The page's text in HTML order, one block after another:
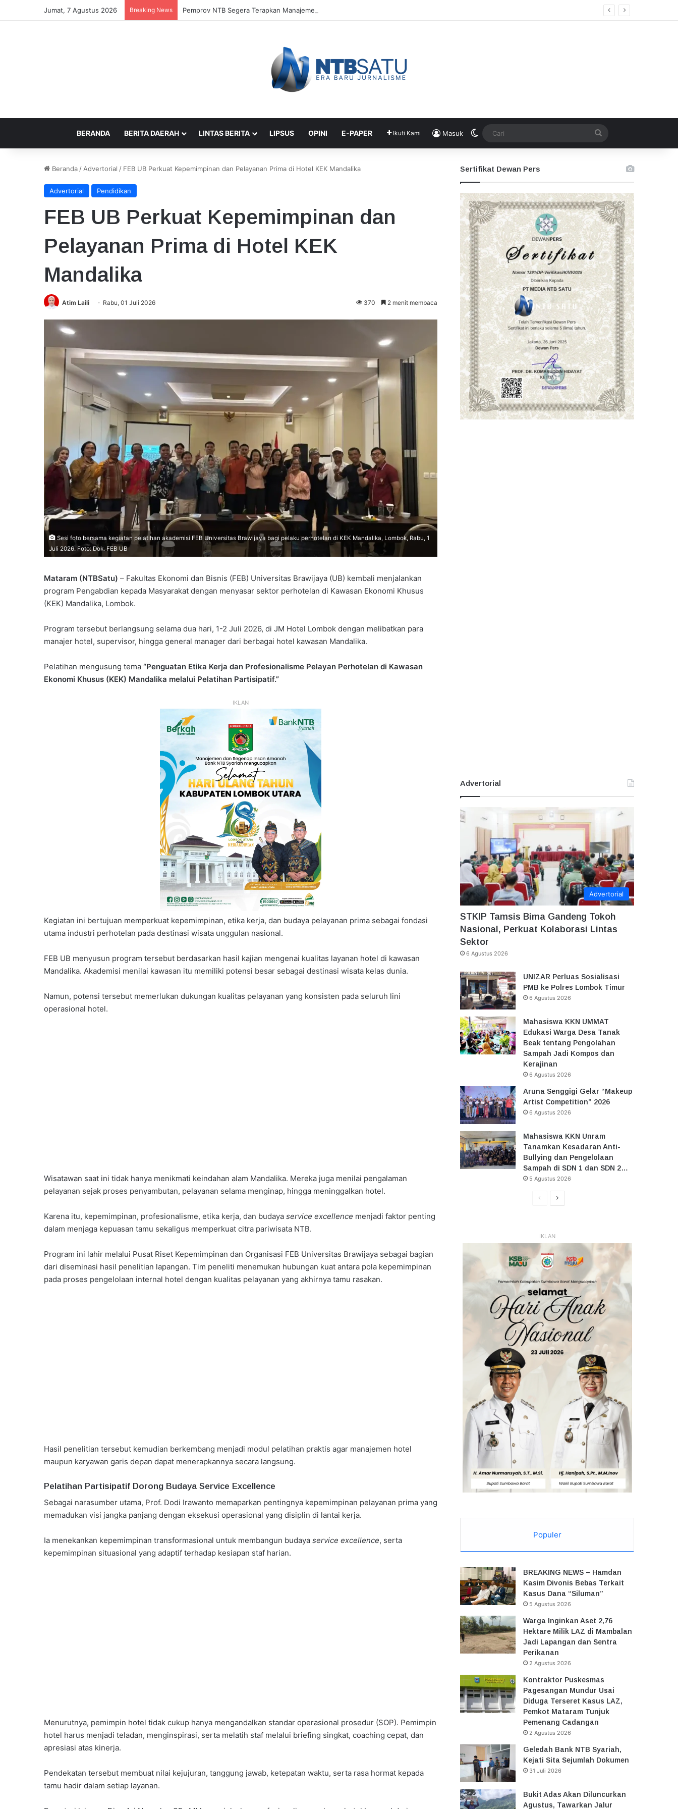
Jumat, 7 Agustus 2026 Breaking News Pemprov NTB Segera Terapkan Manajemen Talenta, Pengisian Jabatan Tak Lagi Andalkan Seleksi Terbuka
BERANDA BERITA DAERAH LINTAS BERITA LIPSUS OPINI E-PAPER Ikuti Kami Masuk Switch skin
Beranda / Advertorial / FEB UB Perkuat Kepemimpinan dan Pelayanan Prima di Hotel KEK Mandalika
Advertorial Pendidikan
FEB UB Perkuat Kepemimpinan dan
Pelayanan Prima di Hotel KEK
Mandalika
Atim Laili Rabu, 01 Juli 2026 370 2 menit membaca
Sesi foto bersama kegiatan pelatihan akademisi FEB Universitas Brawijaya bagi pelaku perhotelan di KEK Mandalika, Lombok, Rabu, 1
Juli 2026. Foto: Dok. FEB UB
Mataram (NTBSatu) – Fakultas Ekonomi dan Bisnis (FEB) Universitas Brawijaya (UB) kembali menjalankan
program Pengabdian kepada Masyarakat dengan menyasar sektor perhotelan di Kawasan Ekonomi Khusus
(KEK) Mandalika, Lombok.
Program tersebut berlangsung selama dua hari, 1-2 Juli 2026, di JM Hotel Lombok dengan melibatkan para
manajer hotel, supervisor, hingga general manager dari berbagai hotel kawasan Mandalika.
Pelatihan mengusung tema “Penguatan Etika Kerja dan Profesionalisme Pelayan Perhotelan di Kawasan
Ekonomi Khusus (KEK) Mandalika melalui Pelatihan Partisipatif.”
IKLAN
Kegiatan ini bertujuan memperkuat kepemimpinan, etika kerja, dan budaya pelayanan prima sebagai fondasi
utama industri perhotelan pada destinasi wisata unggulan nasional.
FEB UB menyusun program tersebut berdasarkan hasil kajian mengenai kualitas layanan hotel di kawasan
Mandalika. Akademisi menilai kawasan itu memiliki potensi besar sebagai destinasi wisata kelas dunia.
Namun, potensi tersebut memerlukan dukungan kualitas pelayanan yang konsisten pada seluruh lini
operasional hotel.
Wisatawan saat ini tidak hanya menikmati keindahan alam Mandalika. Mereka juga menilai pengalaman
pelayanan sejak proses penyambutan, pelayanan selama menginap, hingga meninggalkan hotel.
Karena itu, kepemimpinan, profesionalisme, etika kerja, dan budaya service excellence menjadi faktor penting
dalam menjaga kepuasan tamu sekaligus memperkuat citra pariwisata NTB.
Program ini lahir melalui Pusat Riset Kepemimpinan dan Organisasi FEB Universitas Brawijaya sebagai bagian
dari diseminasi hasil penelitian lapangan. Tim peneliti menemukan hubungan kuat antara pola kepemimpinan
pada proses pengelolaan internal hotel dengan kualitas pelayanan yang akhirnya tamu rasakan.
Hasil penelitian tersebut kemudian berkembang menjadi modul pelatihan praktis agar manajemen hotel
maupun karyawan garis depan dapat menerapkannya secara langsung.
Pelatihan Partisipatif Dorong Budaya Service Excellence
Sebagai narasumber utama, Prof. Dodi Irawanto memaparkan pentingnya kepemimpinan pelayanan prima yang
memadukan visi jangka panjang dengan eksekusi operasional yang disiplin di lantai kerja.
Ia menekankan kepemimpinan transformasional untuk membangun budaya service excellence, serta
kepemimpinan situasional yang adaptif terhadap kesiapan staf harian.
Menurutnya, pemimpin hotel tidak cukup hanya mengandalkan standar operasional prosedur (SOP). Pemimpin
hotel harus menjadi teladan, menginspirasi, serta melatih staf melalui briefing singkat, coaching cepat, dan
apresiasi atas kinerja.
Pendekatan tersebut membuat nilai kejujuran, tanggung jawab, ketepatan waktu, serta rasa hormat kepada
tamu hadir dalam setiap layanan.
Sertifikat Dewan Pers
Advertorial
Advertorial
STKIP Tamsis Bima Gandeng Tokoh
Nasional, Perkuat Kolaborasi Lintas
Sektor
6 Agustus 2026
UNIZAR Perluas Sosialisasi
PMB ke Polres Lombok Timur
6 Agustus 2026
Mahasiswa KKN UMMAT
Edukasi Warga Desa Tanak
Beak tentang Pengolahan
Sampah Jadi Kompos dan
Kerajinan
6 Agustus 2026
Aruna Senggigi Gelar “Makeup
Artist Competition” 2026
6 Agustus 2026
Mahasiswa KKN Unram
Tanamkan Kesadaran Anti-
Bullying dan Pengelolaan
Sampah di SDN 1 dan SDN 2…
5 Agustus 2026
HalamanHalaman
IKLAN
Populer
BREAKING NEWS – Hamdan
Kasim Divonis Bebas Terkait
Kasus Dana “Siluman”
5 Agustus 2026
Warga Inginkan Aset 2,76
Hektare Milik LAZ di Mambalan
Jadi Lapangan dan Sentra
Perikanan
2 Agustus 2026
Kontraktor Puskesmas
Pagesangan Mundur Usai
Diduga Terseret Kasus LAZ,
Pemkot Mataram Tunjuk
Pemenang Cadangan
2 Agustus 2026
Geledah Bank NTB Syariah,
Kejati Sita Sejumlah Dokumen
31 Juli 2026
Bukit Adas Akan Diluncurkan
Agustus, Tawarkan Jalur